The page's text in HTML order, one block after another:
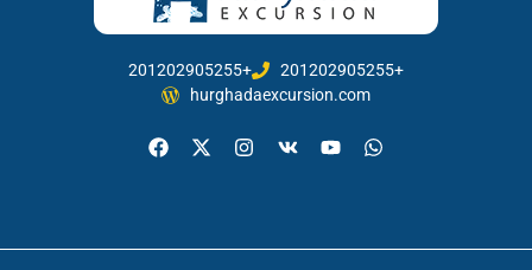
201202905255+
201202905255+
hurghadaexcursion.com